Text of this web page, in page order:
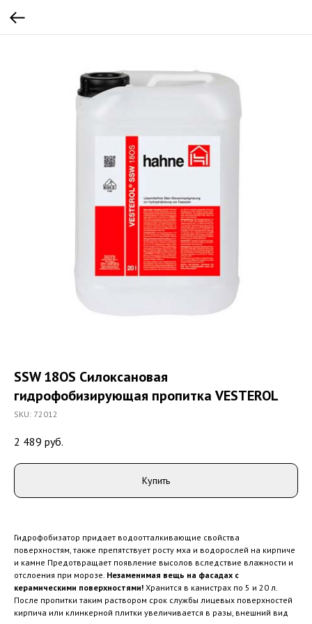
SSW 18OS Силоксановая
гидрофобизирующая пропитка VESTEROL
SKU: 72012
2 489 руб.
Купить
Гидрофобизатор придает водоотталкивающие свойства
поверхностям, также препятствует росту мха и водорослей на кирпиче
и камне Предотвращает появление высолов вследствие влажности и
отслоения при морозе. Незаменимая вещь на фасадах с
керамическими поверхностями! Хранится в канистрах по 5 и 20 л.
После пропитки таким раствором срок службы лицевых поверхностей
кирпича или клинкерной плитки увеличивается в разы, внешний вид